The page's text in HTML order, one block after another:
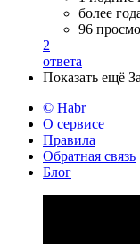
более
96
2
ответа
Показать ещё
© Habr
О сервисе
Правила
Обратная связь
Блог